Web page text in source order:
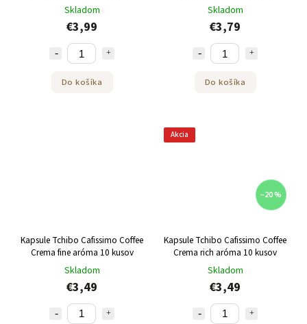
Skladom
€3,99
Do košíka
Skladom
€3,79
Do košíka
Kapsule Tchibo Cafissimo Coffee
Crema fine aróma 10 kusov
Skladom
€3,49
Akcia
–20 %
Kapsule Tchibo Cafissimo Coffee
Crema rich aróma 10 kusov
Skladom
€3,49